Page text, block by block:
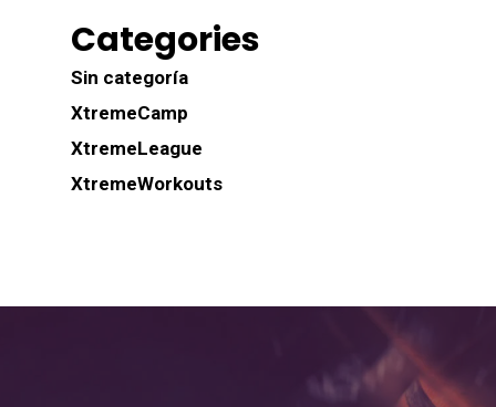
Categories
Sin categoría
XtremeCamp
XtremeLeague
XtremeWorkouts